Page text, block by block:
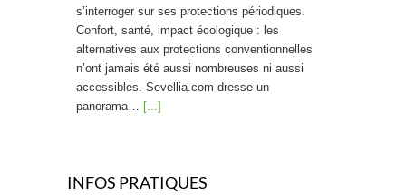
s’interroger sur ses protections périodiques.
Confort, santé, impact écologique : les
alternatives aux protections conventionnelles
n’ont jamais été aussi nombreuses ni aussi
accessibles. Sevellia.com dresse un
panorama…
[...]
Craquer pour un bonbon sans
INFOS PRATIQUES